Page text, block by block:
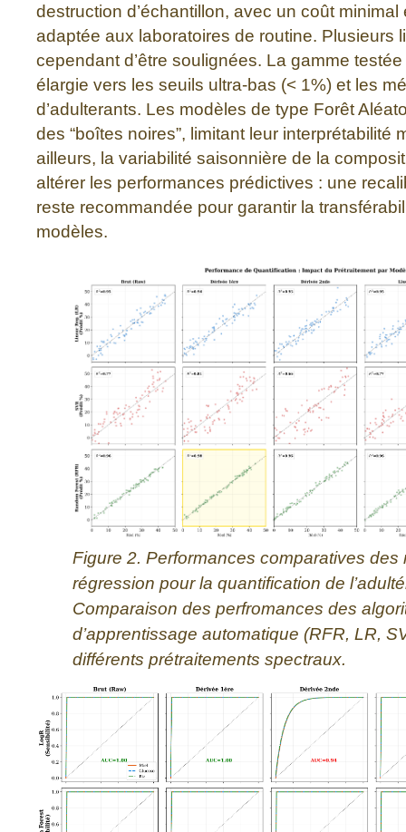
destruction d’échantillon, avec un coût minimal
adaptée aux laboratoires de routine. Plusieurs
cependant d’être soulignées. La gamme
élargie vers les seuils ultra-bas (< 1%) et les
d’adulterants. Les modèles de type Forêt
des “boîtes noires”, limitant leur interprétabilité
ailleurs, la variabilité saisonnière de la
altérer les performances prédictives : une
reste recommandée pour garantir la
modèles.
Figure 2. Performances comparatives des
régression pour la quantification de
Comparaison des perfromances des
d’apprentissage automatique (RFR, LR,
différents prétraitements spectraux.